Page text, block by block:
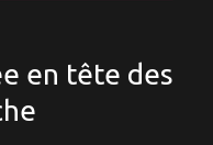
en tête des